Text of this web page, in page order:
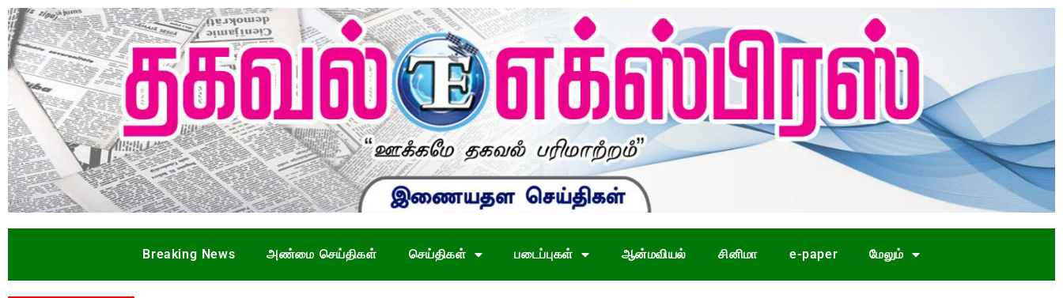
Breaking News அண்மை செய்திகள் செய்திகள் படைப்புகள் ஆன்மவியல் சினிமா e-paper மேலும்